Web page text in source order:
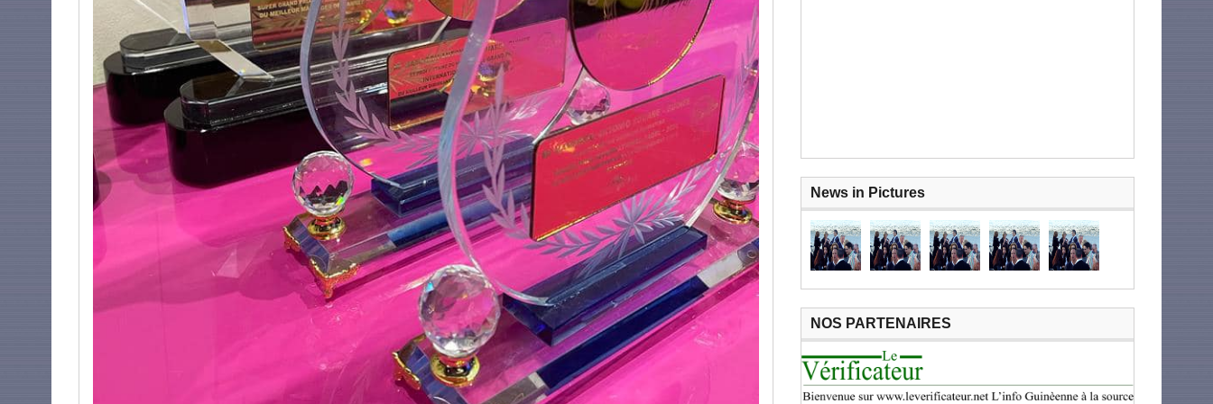
News in Pictures
NOS PARTENAIRES